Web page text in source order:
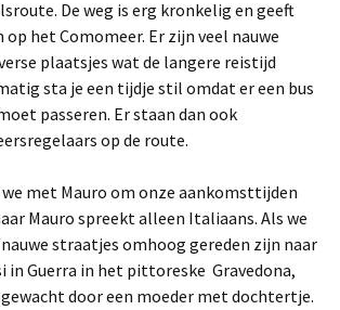
De weg is erg kronkelig en geeft
het Comomeer. Er zijn veel nauwe
plaatsjes wat de langere reistijd
sta je een tijdje stil omdat er een bus
passeren. Er staan dan ook
op de route.
met Mauro om onze aankomsttijden
Mauro spreekt alleen Italiaans. Als we
straatjes omhoog gereden zijn naar
in Guerra in het pittoreske Gravedona,
door een moeder met dochtertje.